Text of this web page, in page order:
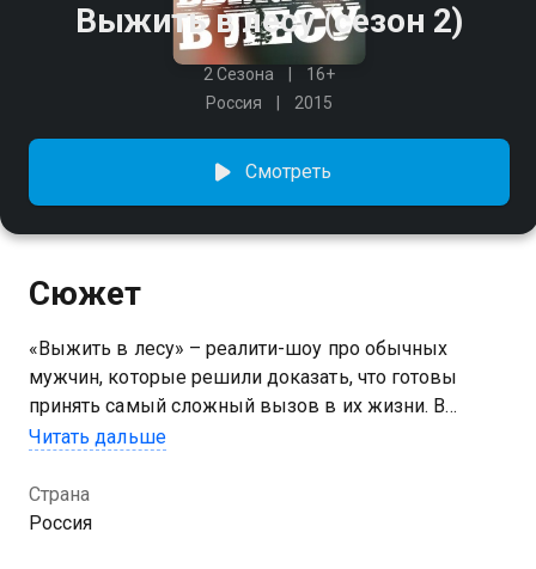
Выжить в лесу (сезон 2)
2 Сезона
16+
Россия
2015
Смотреть
Сюжет
«Выжить в лесу» – реалити-шоу про обычных
мужчин, которые решили доказать, что готовы
принять самый сложный вызов в их жизни. В
каждом выпуске три участника, обычные офисные
телефонов, интернета, комфортного спального
места, тепла, еды и воды и отправляются в
Читать дальше
Страна
Россия